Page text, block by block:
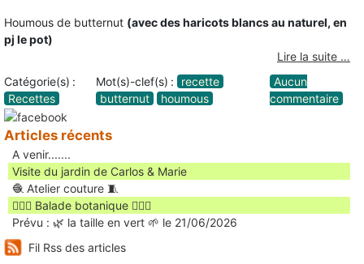
Houmous de butternut (avec des haricots blancs au naturel, en
pj le pot)
Lire la suite …
Catégorie(s) :
Recettes
Mot(s)-clef(s) :
recette
butternut
houmous
Aucun
commentaire
Articles récents
A venir.......
Visite du jardin de Carlos & Marie
🧶 Atelier couture 🧵
🚶🏻‍♀️ Balade botanique 🚶🏻‍♂️
Prévu : 🌿 la taille en vert 🌱 le 21/06/2026
Fil Rss des articles